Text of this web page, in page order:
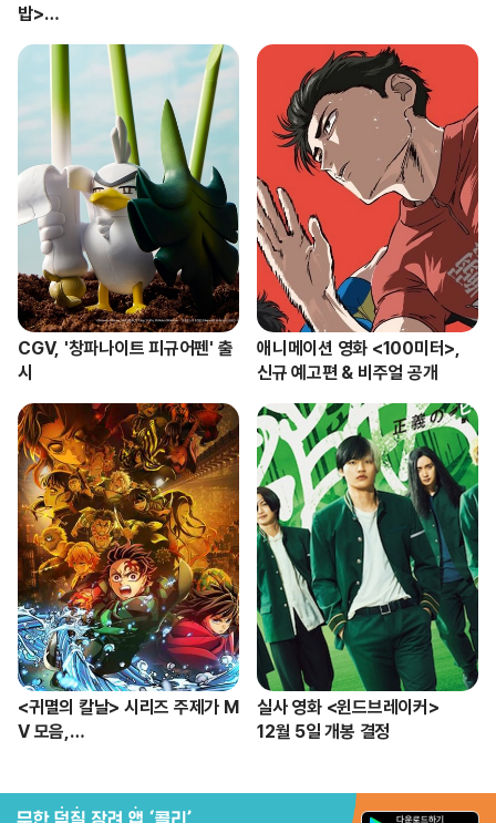
밥>
CGV, '창파나이트 피규어펜' 출
시
애니메이션 영화 <100미터>,
신규 예고편 & 비주얼 공개
<귀멸의 칼날> 시리즈 주제가 M
V 모음,
실사 영화 <윈드브레이커>
12월 5일 개봉 결정